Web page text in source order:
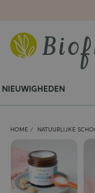
NIEUWIGHEDEN
HOME NATUURLIJKE